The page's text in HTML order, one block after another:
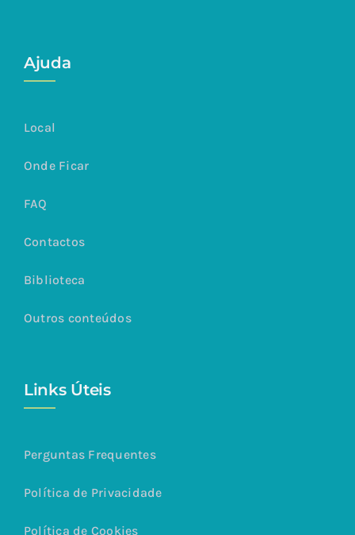
Ajuda
Local
Onde Ficar
FAQ
Contactos
Biblioteca
Outros conteúdos
Links Úteis
Perguntas Frequentes
Política de Privacidade
Política de Cookies